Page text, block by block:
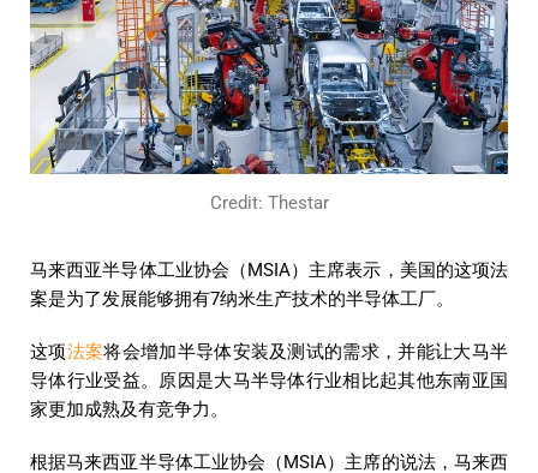
Credit: Thestar
马来西亚半导体工业协会（MSIA）主席表示，美国的这项法
案是为了发展能够拥有7纳米生产技术的半导体工厂。
这项法案将会增加半导体安装及测试的需求，并能让大马半
导体行业受益。原因是大马半导体行业相比起其他东南亚国
家更加成熟及有竞争力。
根据马来西亚半导体工业协会（MSIA）主席的说法，马来西